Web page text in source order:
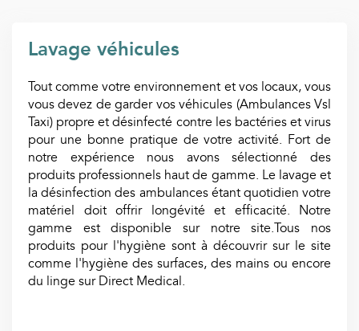
Lavage véhicules
Tout comme votre environnement et vos locaux, vous
vous devez de garder vos véhicules (Ambulances Vsl
Taxi) propre et désinfecté contre les bactéries et virus
pour une bonne pratique de votre activité. Fort de
notre expérience nous avons sélectionné des
produits professionnels haut de gamme. Le lavage et
la désinfection des ambulances étant quotidien votre
matériel doit offrir longévité et efficacité. Notre
gamme est disponible sur notre site.Tous nos
produits pour l'hygiène sont à découvrir sur le site
comme l'hygiène des surfaces, des mains ou encore
du linge sur Direct Medical.